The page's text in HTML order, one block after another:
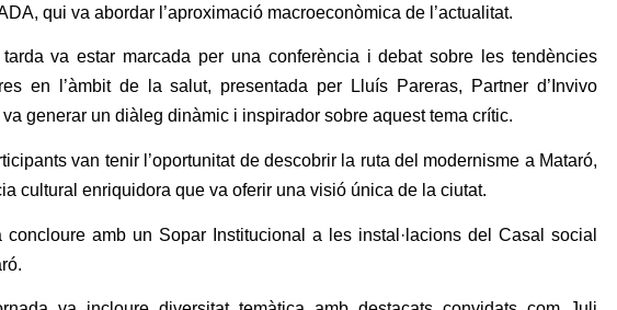
qui va abordar l’aproximació macroeconòmica de l’actualitat.
va estar marcada per una conferència i debat sobre les tendències
en l’àmbit de la salut, presentada per Lluís Pareras, Partner d’Invivo
generar un diàleg dinàmic i inspirador sobre aquest tema crític.
van tenir l’oportunitat de descobrir la ruta del modernisme a Mataró,
cultural enriquidora que va oferir una visió única de la ciutat.
concloure amb un Sopar Institucional a les instal·lacions del Casal social